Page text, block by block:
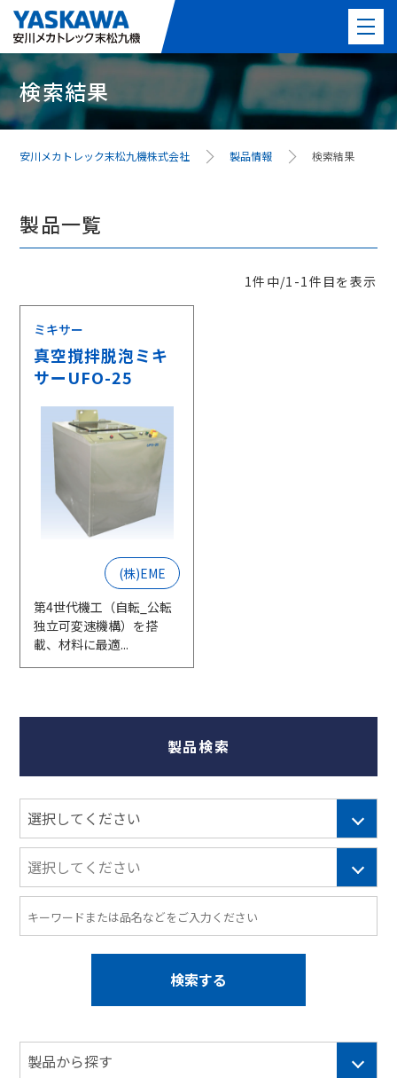
最新情報
会社案内
採用情報
製品情報
事業紹介
検索結果
安川メカトレック末松九機株式会社 製品情報 検索結果
製品一覧
1件中/1-1件目を表示
ミキサー
真空撹拌脱泡ミキ
サーUFO-25
(株)EME
第4世代機工（自転_公転
独立可変速機構）を搭
載、材料に最適...
製品検索